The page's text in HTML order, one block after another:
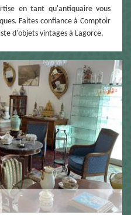
en tant qu'antiquaire vous
Faites confiance à Comptoir
d'objets vintages à Lagorce.